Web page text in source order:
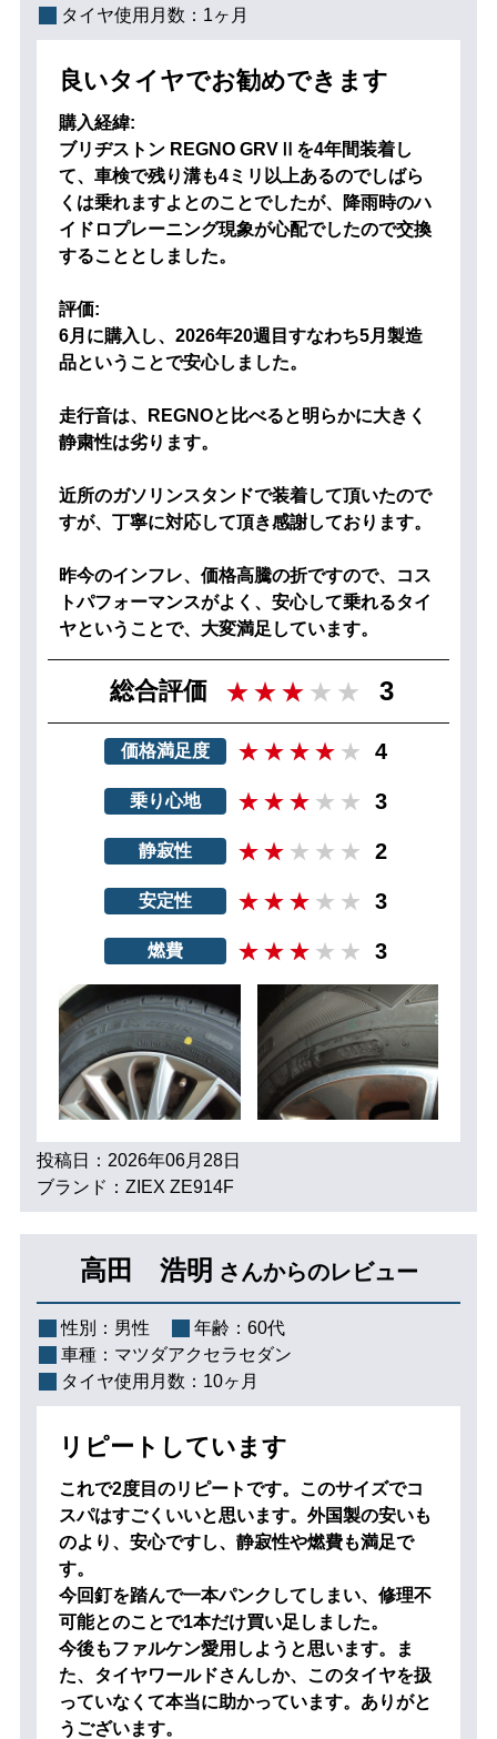
タイヤ使用月数： 1ヶ月
良いタイヤでお勧めできます
購入経緯:
ブリヂストン REGNO GRVⅡを4年間装着し
て、車検で残り溝も4ミリ以上あるのでしばら
くは乗れますよとのことでしたが、降雨時のハ
イドロプレーニング現象が心配でしたので交換
することとしました。
評価:
6月に購入し、2026年20週目すなわち5月製造
品ということで安心しました。
走行音は、REGNOと比べると明らかに大きく
静粛性は劣ります。
近所のガソリンスタンドで装着して頂いたので
すが、丁寧に対応して頂き感謝しております。
昨今のインフレ、価格高騰の折ですので、コス
トパフォーマンスがよく、安心して乗れるタイ
ヤということで、大変満足しています。
総合評価 3
価格満足度 4
乗り心地 3
静寂性 2
安定性 3
燃費 3
投稿日：2026年06月28日
ブランド：ZIEX ZE914F
高田 浩明 さんからのレビュー
性別： 男性 年齢： 60代
車種： マツダアクセラセダン
タイヤ使用月数： 10ヶ月
リピートしています
これで2度目のリピートです。このサイズでコ
スパはすごくいいと思います。外国製の安いも
のより、安心ですし、静寂性や燃費も満足で
す。
今回釘を踏んで一本パンクしてしまい、修理不
可能とのことで1本だけ買い足しました。
今後もファルケン愛用しようと思います。ま
た、タイヤワールドさんしか、このタイヤを扱
っていなくて本当に助かっています。ありがと
うございます。